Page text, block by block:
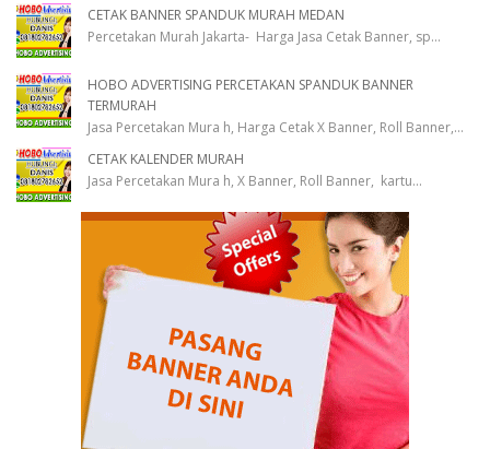
CETAK BANNER SPANDUK MURAH MEDAN
Percetakan Murah Jakarta- Harga Jasa Cetak Banner, sp...
HOBO ADVERTISING PERCETAKAN SPANDUK BANNER
TERMURAH
Jasa Percetakan Mura h, Harga Cetak X Banner, Roll Banner,...
CETAK KALENDER MURAH
Jasa Percetakan Mura h, X Banner, Roll Banner, kartu...